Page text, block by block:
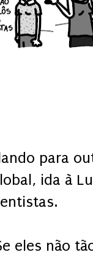
para
ida à
eles não